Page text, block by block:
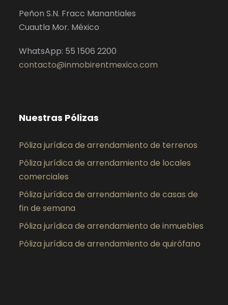
Peñon S.N. Fracc Manantiales
Cuautla Mor. México
WhatsApp: 55 1506 2200
contacto@inmobirentmexico.com
Nuestras Pólizas
Póliza jurídica de arrendamiento de terrenos
Póliza jurídica de arrendamiento de locales
comerciales
Póliza jurídica de arrendamiento de casas de
fin de semana
Póliza jurídica de arrendamiento de inmuebles
Póliza jurídica de arrendamiento de quirófano